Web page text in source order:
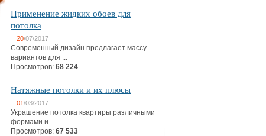
Применение жидких обоев для
потолка
20/07/2017
Современный дизайн предлагает массу
вариантов для ...
Просмотров: 68 224
Натяжные потолки и их плюсы
01/03/2017
Украшение потолка квартиры различными
формами и ...
Просмотров: 67 533